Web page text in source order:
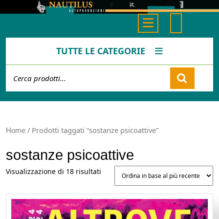
Button
TUTTE LE CATEGORIE
Cart
Home / Prodotti taggati “sostanze psicoattive”
sostanze psicoattive
Visualizzazione di 18 risultati
base
al
più